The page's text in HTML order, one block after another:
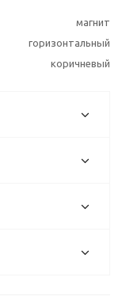
магнит
горизонтальный
коричневый